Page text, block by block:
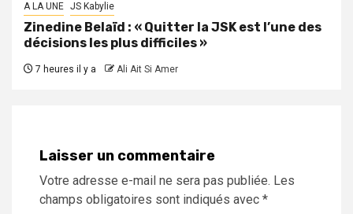
A LA UNE JS Kabylie
Zinedine Belaïd : « Quitter la JSK est l’une des
décisions les plus difficiles »
7 heures il y a Ali Ait Si Amer
Laisser un commentaire
Votre adresse e-mail ne sera pas publiée. Les
champs obligatoires sont indiqués avec *